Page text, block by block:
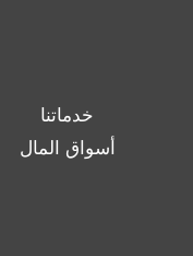
خدماتنا
أسواق المال